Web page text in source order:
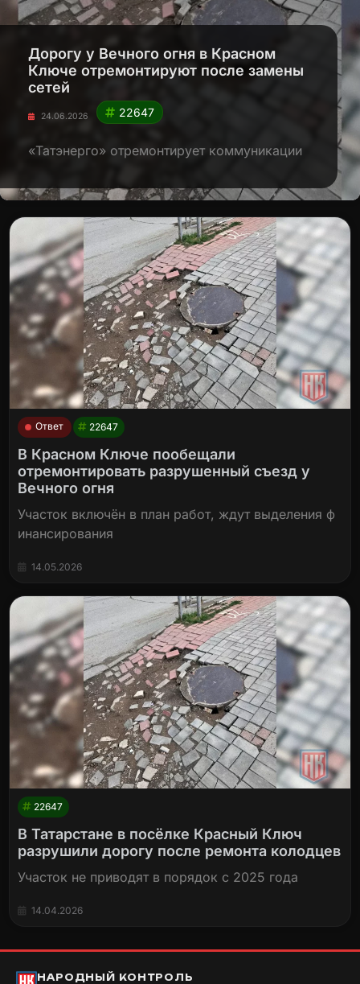
Дорогу у Вечного огня в Красном
Ключе отремонтируют после замены
сетей
24.06.2026 22647
«Татэнерго» отремонтирует коммуникации
Ответ 22647
В Красном Ключе пообещали
отремонтировать разрушенный съезд у
Вечного огня
Участок включён в план работ, ждут выделения ф
инансирования
14.05.2026
22647
В Татарстане в посёлке Красный Ключ
разрушили дорогу после ремонта колодцев
Участок не приводят в порядок с 2025 года
14.04.2026
НАРОДНЫЙ КОНТРОЛЬ